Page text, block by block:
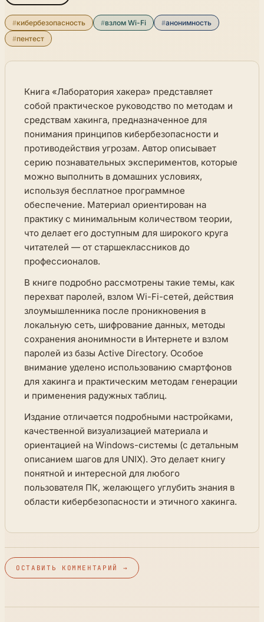
#кибербезопасность #взлом Wi-Fi #анонимность
#пентест
Книга «Лаборатория хакера» представляет
собой практическое руководство по методам и
средствам хакинга, предназначенное для
понимания принципов кибербезопасности и
противодействия угрозам. Автор описывает
серию познавательных экспериментов, которые
можно выполнить в домашних условиях,
используя бесплатное программное
обеспечение. Материал ориентирован на
практику с минимальным количеством теории,
что делает его доступным для широкого круга
читателей — от старшеклассников до
профессионалов.
В книге подробно рассмотрены такие темы, как
перехват паролей, взлом Wi-Fi-сетей, действия
злоумышленника после проникновения в
локальную сеть, шифрование данных, методы
сохранения анонимности в Интернете и взлом
паролей из базы Active Directory. Особое
внимание уделено использованию смартфонов
для хакинга и практическим методам генерации
и применения радужных таблиц.
Издание отличается подробными настройками,
качественной визуализацией материала и
ориентацией на Windows-системы (с детальным
описанием шагов для UNIX). Это делает книгу
понятной и интересной для любого
пользователя ПК, желающего углубить знания в
области кибербезопасности и этичного хакинга.
ОСТАВИТЬ КОММЕНТАРИЙ →